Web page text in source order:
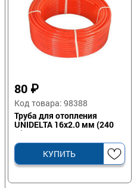
80 ₽
Код товара: 98388
Труба для отопления
UNIDELTA 16х2.0 мм (240
м)
КУПИТЬ